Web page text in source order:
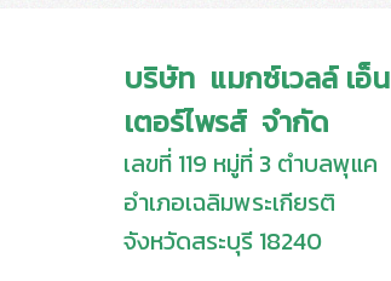
บริษัท แมกซ์เวลล์ เอ็น
เตอร์ไพรส์ จำกัด
เลขที่ 119 หมู่ที่ 3 ตำบลพุแค
อำเภอเฉลิมพระเกียรติ
จังหวัดสระบุรี 18240